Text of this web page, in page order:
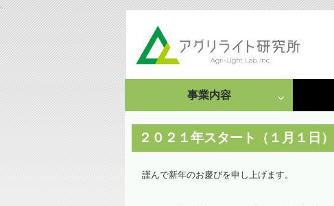
.
事業内容
受託研究・依頼事例
成果発表
２０２１年スタート（１月１日）
謹んで新年のお慶びを申し上げます。